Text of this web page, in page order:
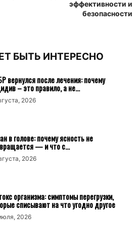
эффективности и
безопасности
БЫТЬ ИНТЕРЕСНО
вернулся после лечения: почему
– это правило, а не...
2026
в голове: почему ясность не
— и что с...
2026
организма: симптомы перегрузки,
списывают на что угодно другое
2026